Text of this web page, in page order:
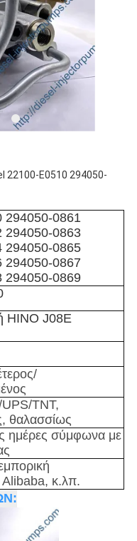
22100-E0510 294050-
294050-0861
294050-0863
294050-0865
294050-0867
294050-0869
HINO J08E
TNT,
θαλασσίως
ημέρες σύμφωνα με
Alibaba, κ.λπ.